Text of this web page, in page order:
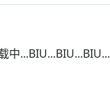
中...BIU...BIU...BIU...